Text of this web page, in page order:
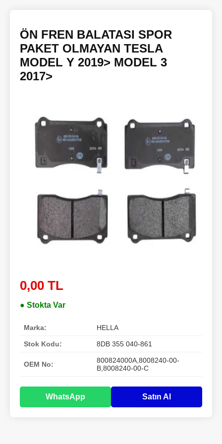
ÖN FREN BALATASI SPOR
PAKET OLMAYAN TESLA
MODEL Y 2019> MODEL 3
2017>
0,00 TL
● Stokta Var
Marka: HELLA
Stok Kodu: 8DB 355 040-861
OEM No:
800824000A,8008240-00-
B,8008240-00-C
WhatsApp Satın Al